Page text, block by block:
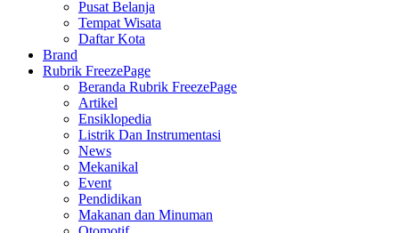
Pusat Belanja
Tempat Wisata
Daftar Kota
Brand
Rubrik FreezePage
Beranda Rubrik FreezePage
Artikel
Ensiklopedia
Listrik Dan Instrumentasi
News
Mekanikal
Event
Pendidikan
Makanan dan Minuman